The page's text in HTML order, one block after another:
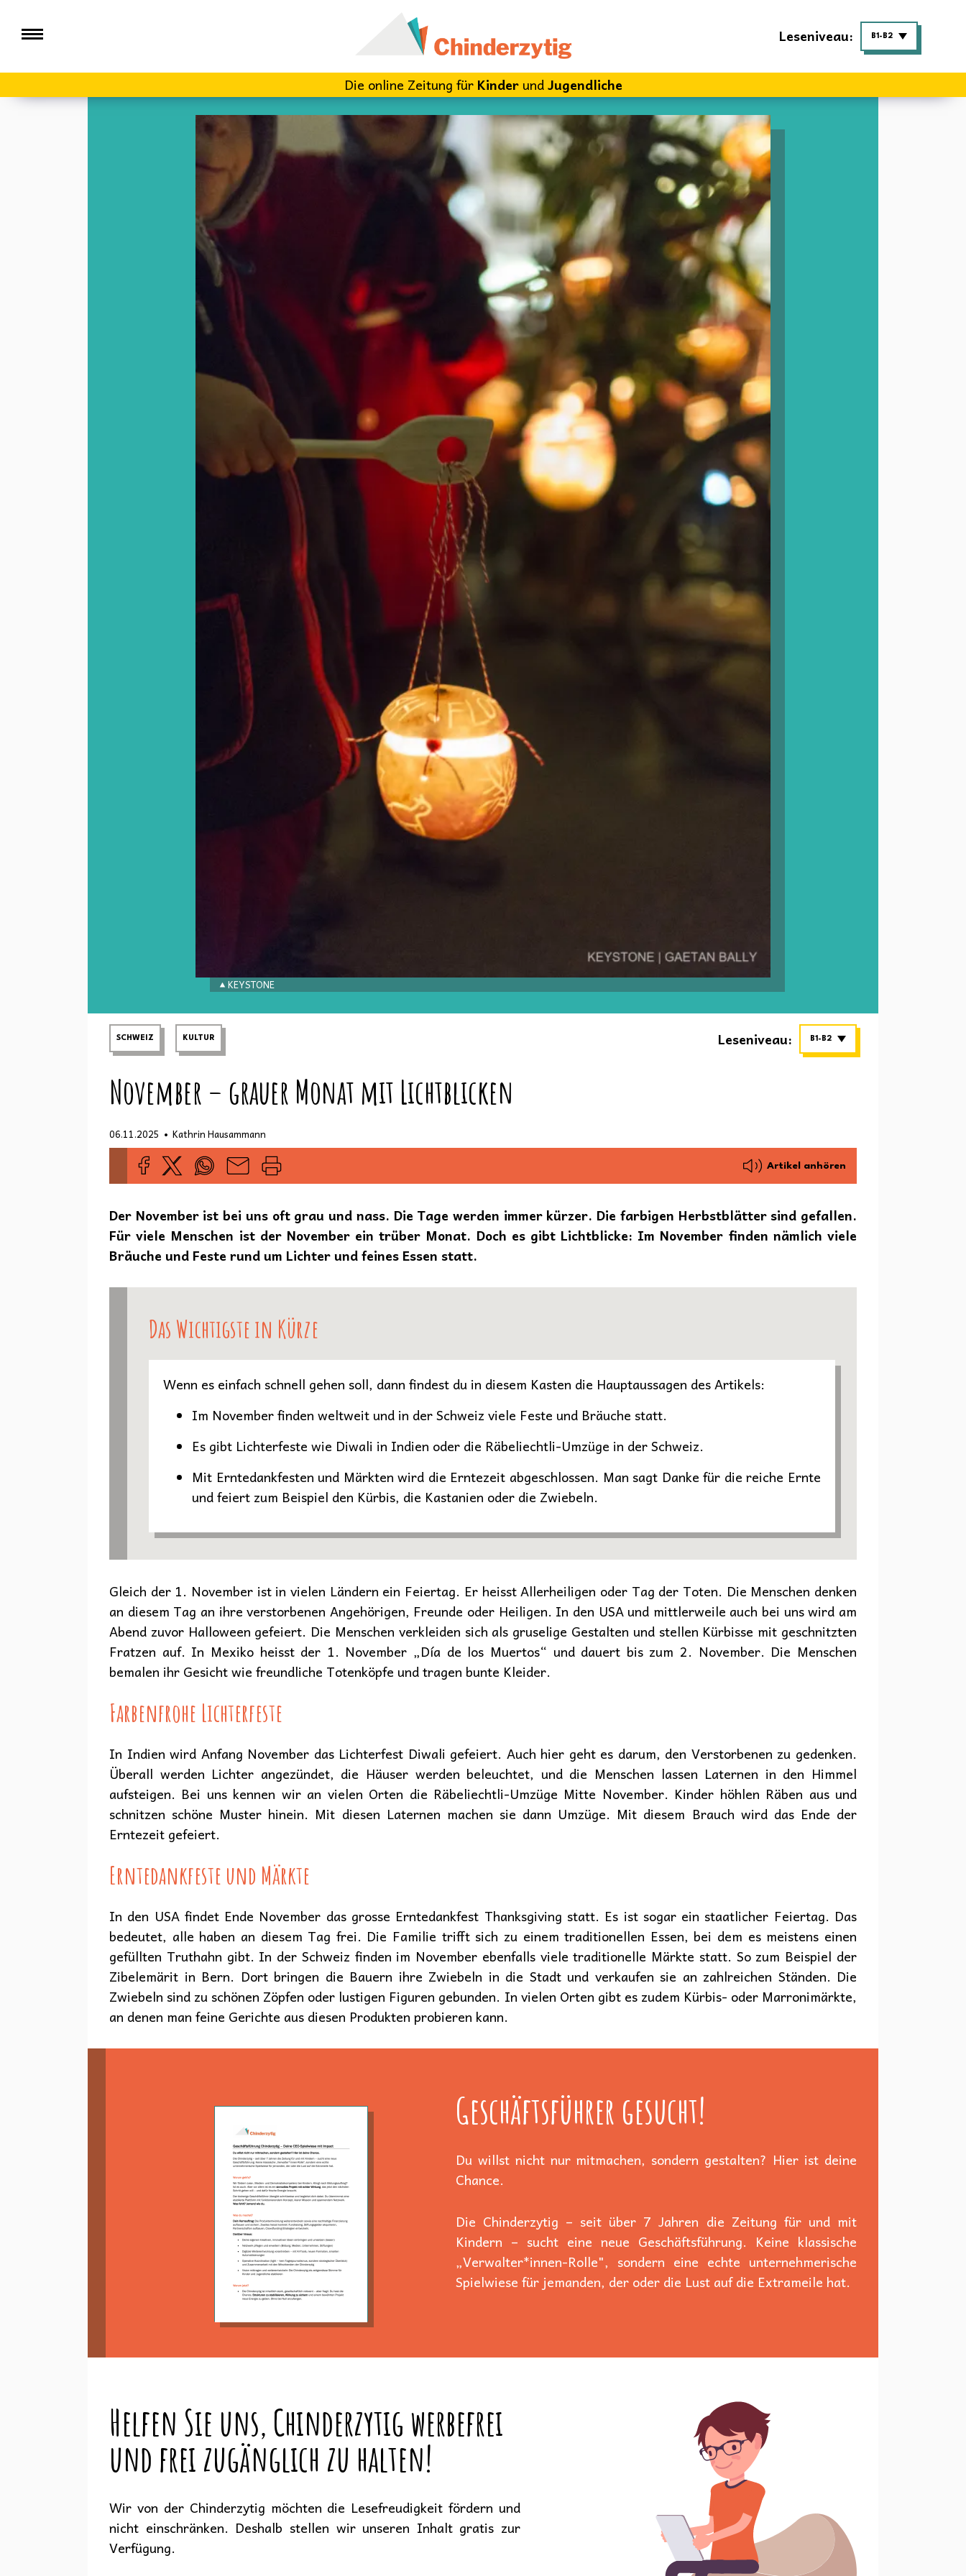
Leseniveau: B1-B2
Die online Zeitung für KinderundJugendliche
KEYSTONE
SCHWEIZ KULTUR Leseniveau: B1-B2
November – grauer Monat mit Lichtblicken
06.11.2025 • Kathrin Hausammann
Artikel anhören
Der November ist bei uns oft grau und nass. Die Tage werden immer kürzer. Die farbigen Herbstblätter sind gefallen.
Für viele Menschen ist der November ein trüber Monat. Doch es gibt Lichtblicke: Im November finden nämlich viele
Bräuche und Feste rund um Lichter und feines Essen statt.
Das Wichtigste in Kürze
Wenn es einfach schnell gehen soll, dann findest du in diesem Kasten die Hauptaussagen des Artikels:
Im November finden weltweit und in der Schweiz viele Feste und Bräuche statt.
Es gibt Lichterfeste wie Diwali in Indien oder die Räbeliechtli-Umzüge in der Schweiz.
Mit Erntedankfesten und Märkten wird die Erntezeit abgeschlossen. Man sagt Danke für die reiche Ernte
und feiert zum Beispiel den Kürbis, die Kastanien oder die Zwiebeln.
Gleich der 1. November ist in vielen Ländern ein Feiertag. Er heisst Allerheiligen oder Tag der Toten. Die Menschen denken
an diesem Tag an ihre verstorbenen Angehörigen, Freunde oder Heiligen. In den USA und mittlerweile auch bei uns wird am
Abend zuvor Halloween gefeiert. Die Menschen verkleiden sich als gruselige Gestalten und stellen Kürbisse mit geschnitzten
Fratzen auf. In Mexiko heisst der 1. November „Día de los Muertos“ und dauert bis zum 2. November. Die Menschen
bemalen ihr Gesicht wie freundliche Totenköpfe und tragen bunte Kleider.
Farbenfrohe Lichterfeste
In Indien wird Anfang November das Lichterfest Diwali gefeiert. Auch hier geht es darum, den Verstorbenen zu gedenken.
Überall werden Lichter angezündet, die Häuser werden beleuchtet, und die Menschen lassen Laternen in den Himmel
aufsteigen. Bei uns kennen wir an vielen Orten die Räbeliechtli-Umzüge Mitte November. Kinder höhlen Räben aus und
schnitzen schöne Muster hinein. Mit diesen Laternen machen sie dann Umzüge. Mit diesem Brauch wird das Ende der
Erntezeit gefeiert.
Erntedankfeste und Märkte
In den USA findet Ende November das grosse Erntedankfest Thanksgiving statt. Es ist sogar ein staatlicher Feiertag. Das
bedeutet, alle haben an diesem Tag frei. Die Familie trifft sich zu einem traditionellen Essen, bei dem es meistens einen
gefüllten Truthahn gibt. In der Schweiz finden im November ebenfalls viele traditionelle Märkte statt. So zum Beispiel der
Zibelemärit in Bern. Dort bringen die Bauern ihre Zwiebeln in die Stadt und verkaufen sie an zahlreichen Ständen. Die
Zwiebeln sind zu schönen Zöpfen oder lustigen Figuren gebunden. In vielen Orten gibt es zudem Kürbis- oder Marronimärkte,
an denen man feine Gerichte aus diesen Produkten probieren kann.
Geschäftsführer gesucht!
Du willst nicht nur mitmachen, sondern gestalten? Hier ist deine
Chance.
Die Chinderzytig – seit über 7 Jahren die Zeitung für und mit
Kindern – sucht eine neue Geschäftsführung. Keine klassische
„Verwalter*innen-Rolle", sondern eine echte unternehmerische
Spielwiese für jemanden, der oder die Lust auf die Extrameile hat.
Helfen Sie uns, Chinderzytig werbefrei
und frei zugänglich zu halten!
Wir von der Chinderzytig möchten die Lesefreudigkeit fördern und
nicht einschränken. Deshalb stellen wir unseren Inhalt gratis zur
Verfügung.